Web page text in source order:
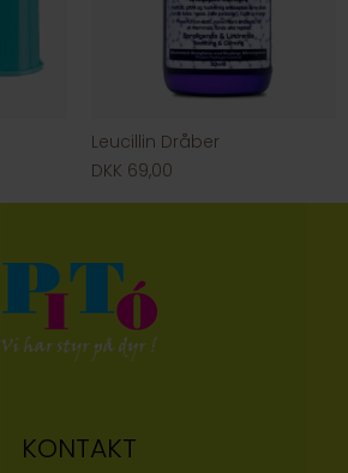
Leucillin Dråber
DKK 69,00
KONTAKT